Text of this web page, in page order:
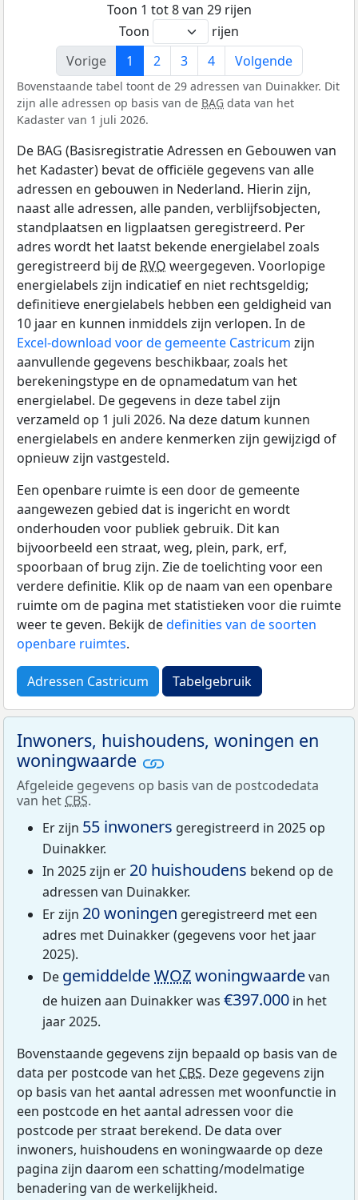
Toon 1 tot 8 van 29 rijen
Toon
rijen
Vorige
1 2 3 4 Volgende
Bovenstaande tabel toont de 29 adressen van Duinakker. Dit
zijn alle adressen op basis van de BAG data van het
Kadaster van 1 juli 2026.
De BAG (Basisregistratie Adressen en Gebouwen van
het Kadaster) bevat de officiële gegevens van alle
adressen en gebouwen in Nederland. Hierin zijn,
naast alle adressen, alle panden, verblijfsobjecten,
standplaatsen en ligplaatsen geregistreerd. Per
adres wordt het laatst bekende energielabel zoals
geregistreerd bij de RVO weergegeven. Voorlopige
energielabels zijn indicatief en niet rechtsgeldig;
definitieve energielabels hebben een geldigheid van
10 jaar en kunnen inmiddels zijn verlopen. In de
Excel-download voor de gemeente Castricum zijn
aanvullende gegevens beschikbaar, zoals het
berekeningstype en de opnamedatum van het
energielabel. De gegevens in deze tabel zijn
verzameld op 1 juli 2026. Na deze datum kunnen
energielabels en andere kenmerken zijn gewijzigd of
opnieuw zijn vastgesteld.
Een openbare ruimte is een door de gemeente
aangewezen gebied dat is ingericht en wordt
onderhouden voor publiek gebruik. Dit kan
bijvoorbeeld een straat, weg, plein, park, erf,
spoorbaan of brug zijn. Zie de toelichting voor een
verdere definitie. Klik op de naam van een openbare
ruimte om de pagina met statistieken voor die ruimte
weer te geven. Bekijk dedefinities van de soorten
openbare ruimtes.
Adressen Castricum Tabelgebruik
Inwoners, huishoudens, woningen en
woningwaarde
Afgeleide gegevens op basis van de postcodedata
van het CBS.
Er zijn 55 inwoners geregistreerd in 2025 op
Duinakker.
In 2025 zijn er 20 huishoudens bekend op de
adressen van Duinakker.
Er zijn 20 woningen geregistreerd met een
adres met Duinakker (gegevens voor het jaar
2025).
De gemiddeldeWOZwoningwaardevan
de huizen aan Duinakker was €397.000 in het
jaar 2025.
Bovenstaande gegevens zijn bepaald op basis van de
data per postcode van het CBS. Deze gegevens zijn
op basis van het aantal adressen met woonfunctie in
een postcode en het aantal adressen voor die
postcode per straat berekend. De data over
inwoners, huishoudens en woningwaarde op deze
pagina zijn daarom een schatting/modelmatige
benadering van de werkelijkheid.